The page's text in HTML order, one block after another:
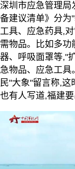
深圳市应急管理
备建议清单》分为
工具、应急药具,
需物品。比如多功
器、呼吸面罩等,"
急物品、应急工具
民"大象"留言称,
也有人写道,福建